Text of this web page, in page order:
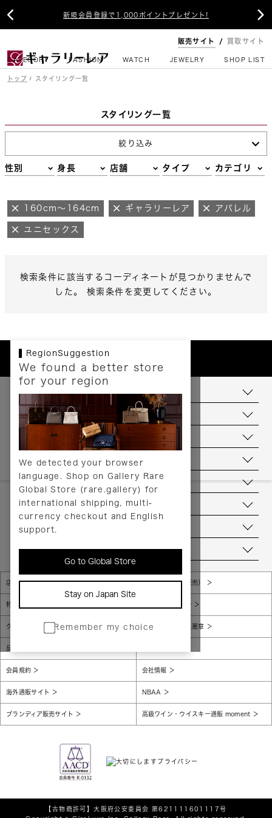
新規会員登録で1,000ポイントプレゼント!
 
販売サイト 買取サイト
CATEGORY FASHION WATCH JEWELRY SHOP LIST
トップ スタイリング一覧
スタイリング一覧
絞り込み
性別 身長 店舗 タイプ カテゴリ
160cm～164cm ギャラリーレア アパレル
ユニセックス
検索条件に該当するコーディネートが見つかりませんで
した。 検索条件を変更してください。
RegionSuggestion
We found a better store
for your region
We detected your browser
language. Shop on Gallery Rare
Global Store (rare.gallery) for
international shipping, multi-
currency checkout and English
support.
Go to Global Store
Stay on Japan Site
Remember my choice
お支払いについて
配送について
送料について
返品について
ヘルプ
お問い合わせ
当店について
店舗一覧 販売規約（店頭販売）
特定商取引法に基づく表示 個人情報保護方針
グローバルプライバシーポリシー コンプライアンス憲章
反社会的勢力に対する基本方針
会員規約 会社情報
海外通販サイト NBAA
ブランディア販売サイト 高級ワイン・ウイスキー通販 moment
【古物商許可】大阪府公安委員会 第621111601117号